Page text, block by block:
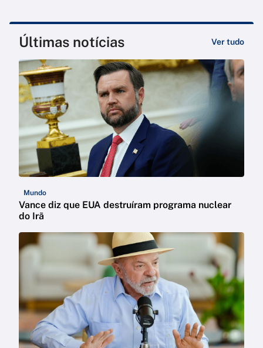
Últimas notícias Ver tudo
Mundo
Vance diz que EUA destruíram programa nuclear
do Irã